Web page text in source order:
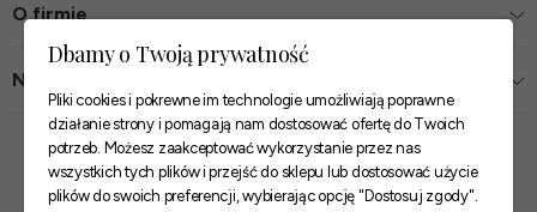
O firmie
Nasze sklepy
Zaufane płatności
Dbamy o Twoją prywatność
Pliki cookies i pokrewne im technologie umożliwiają poprawne
działanie strony i pomagają nam dostosować ofertę do Twoich
potrzeb. Możesz zaakceptować wykorzystanie przez nas
wszystkich tych plików i przejść do sklepu lub dostosować użycie
plików do swoich preferencji, wybierając opcję "Dostosuj zgody".